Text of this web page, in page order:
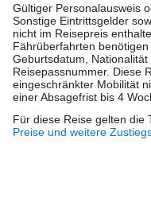
Gültiger Personalausweis
Sonstige Eintrittsgelder
nicht im Reisepreis
Fährüberfahrten
Geburtsdatum, Nationalität
Reisepassnummer. Diese
eingeschränkter Mobilität
einer Absagefrist bis 4
Für diese Reise gelten die
Preise und weitere